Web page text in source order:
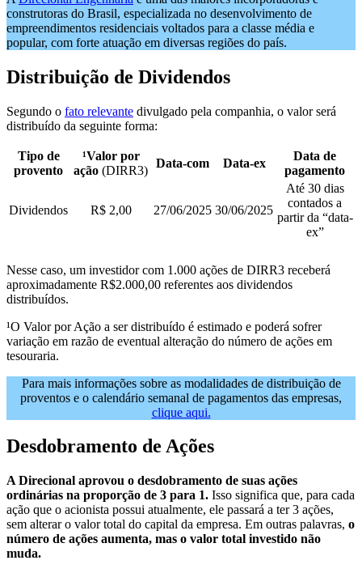
construtoras do Brasil, especializada no desenvolvimento de
empreendimentos residenciais voltados para a classe média e
popular, com forte atuação em diversas regiões do país.
Distribuição de Dividendos
Segundo o fato relevante divulgado pela companhia, o valor será
distribuído da seguinte forma:
Tipo de
provento
¹Valor por
ação (DIRR3)
Data-com Data-ex
Data de
pagamento
Dividendos R$ 2,00 27/06/2025 30/06/2025
Até 30 dias
contados a
partir da “data-
ex”
Nesse caso, um investidor com 1.000 ações de DIRR3 receberá
aproximadamente R$2.000,00 referentes aos dividendos
distribuídos.
¹O Valor por Ação a ser distribuído é estimado e poderá sofrer
variação em razão de eventual alteração do número de ações em
tesouraria.
Para mais informações sobre as modalidades de distribuição de
proventos e o calendário semanal de pagamentos das empresas,
clique aqui.
Desdobramento de Ações
A Direcional aprovou o desdobramento de suas ações
ordinárias na proporção de 3 para 1. Isso significa que, para cada
ação que o acionista possui atualmente, ele passará a ter 3 ações,
sem alterar o valor total do capital da empresa. Em outras palavras, o
número de ações aumenta, mas o valor total investido não
muda.